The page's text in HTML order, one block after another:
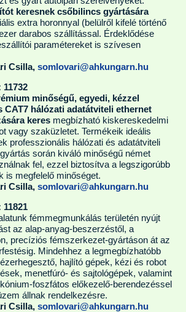
keresnek csőbilincs gyártására
extra horonnyal (belülről kifelé történő
darabos szállítással. Érdeklődése
paramétereket is szívesen
Csilla, somlovari@ahkungarn.hu
minőségű, egyedi, kézzel
CAT7 hálózati adatátviteli ethernet
keres megbízható kiskereskedelmi
vagy szaküzletet. Termékeik ideális
professzionális hálózati és adatátviteli
során kiváló minőségű német
fel, ezzel biztosítva a legszigorúbb
is megfelelő minőséget.
Csilla, somlovari@ahkungarn.hu
fémmegmunkálás területén nyújt
az alap-anyag-beszerzéstől, a
precíziós fémszerkezet-gyártáson át az
Mindehhez a legmegbízhatóbb
hajlító gépek, kézi és robot
menetfúró- és sajtológépek, valamint
foszfátos előkezelő-berendezéssel
állnak rendelkezésre.
Csilla, somlovari@ahkungarn.hu